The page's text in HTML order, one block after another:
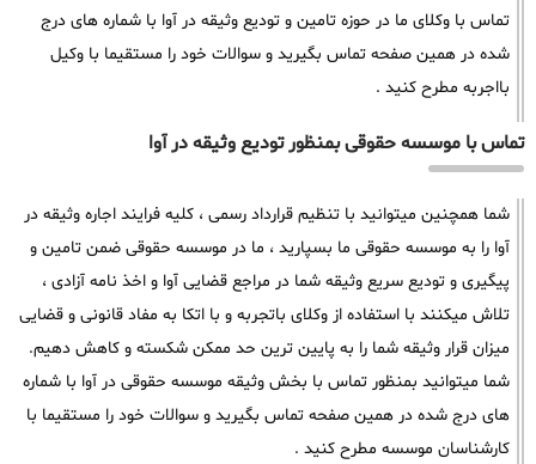
تماس با وکلای ما در حوزه تامین و تودیع وثیقه در آوا با شماره های درج
شده در همین صفحه تماس بگیرید و سوالات خود را مستقیما با وکیل
بااجربه مطرح کنید .
تماس با موسسه حقوقی بمنظور تودیع وثیقه در آوا
شما همچنین میتوانید با تنظیم قرارداد رسمی ، کلیه فرایند اجاره وثیقه در
آوا را به موسسه حقوقی ما بسپارید ، ما در موسسه حقوقی ضمن تامین و
پیگیری و تودیع سریع وثیقه شما در مراجع قضایی آوا و اخذ نامه آزادی ،
تلاش میکنند با استفاده از وکلای باتجربه و با اتکا به مفاد قانونی و قضایی
میزان قرار وثیقه شما را به پایین ترین حد ممکن شکسته و کاهش دهیم.
شما میتوانید بمنظور تماس با بخش وثیقه موسسه حقوقی در آوا با شماره
های درج شده در همین صفحه تماس بگیرید و سوالات خود را مستقیما با
کارشناسان موسسه مطرح کنید .